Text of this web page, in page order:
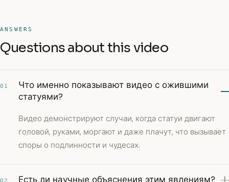
ANSWERS
Questions about this video
01
Что именно показывают видео с ожившими
статуями?
Видео демонстрируют случаи, когда статуи двигают
головой, руками, моргают и даже плачут, что вызывает
споры о подлинности и чудесах.
Есть ли научные объяснения этим явлениям?